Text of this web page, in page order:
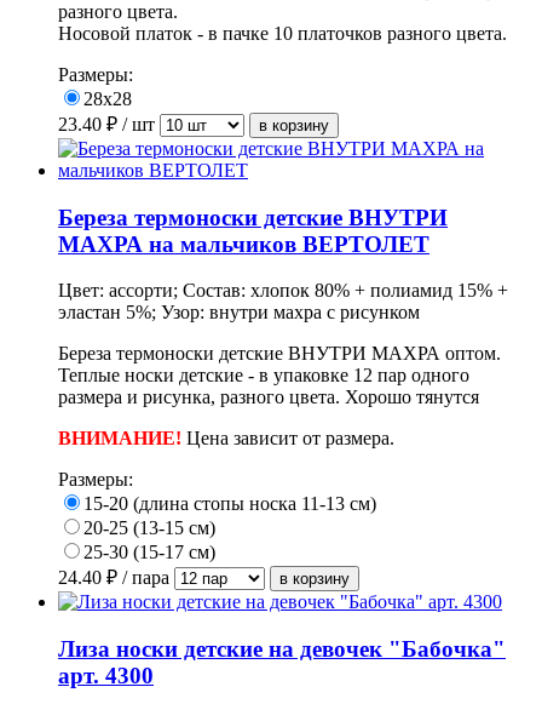
разного цвета.
Носовой платок - в пачке 10 платочков разного цвета.
Размеры:
28х28
23.40 ₽ / шт
Береза термоноски детские ВНУТРИ
МАХРА на мальчиков ВЕРТОЛЕТ
Цвет: ассорти; Состав: хлопок 80% + полиамид 15% +
эластан 5%; Узор: внутри махра с рисунком
Береза термоноски детские ВНУТРИ МАХРА оптом.
Теплые носки детские - в упаковке 12 пар одного
размера и рисунка, разного цвета. Хорошо тянутся
ВНИМАНИЕ! Цена зависит от размера.
Размеры:
15-20 (длина стопы носка 11-13 см)
20-25 (13-15 см)
25-30 (15-17 см)
24.40 ₽ / пара
Лиза носки детские на девочек "Бабочка"
арт. 4300